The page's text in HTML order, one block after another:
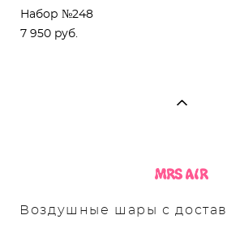
Набор №248
7 950 pуб.
Воздушные шары с